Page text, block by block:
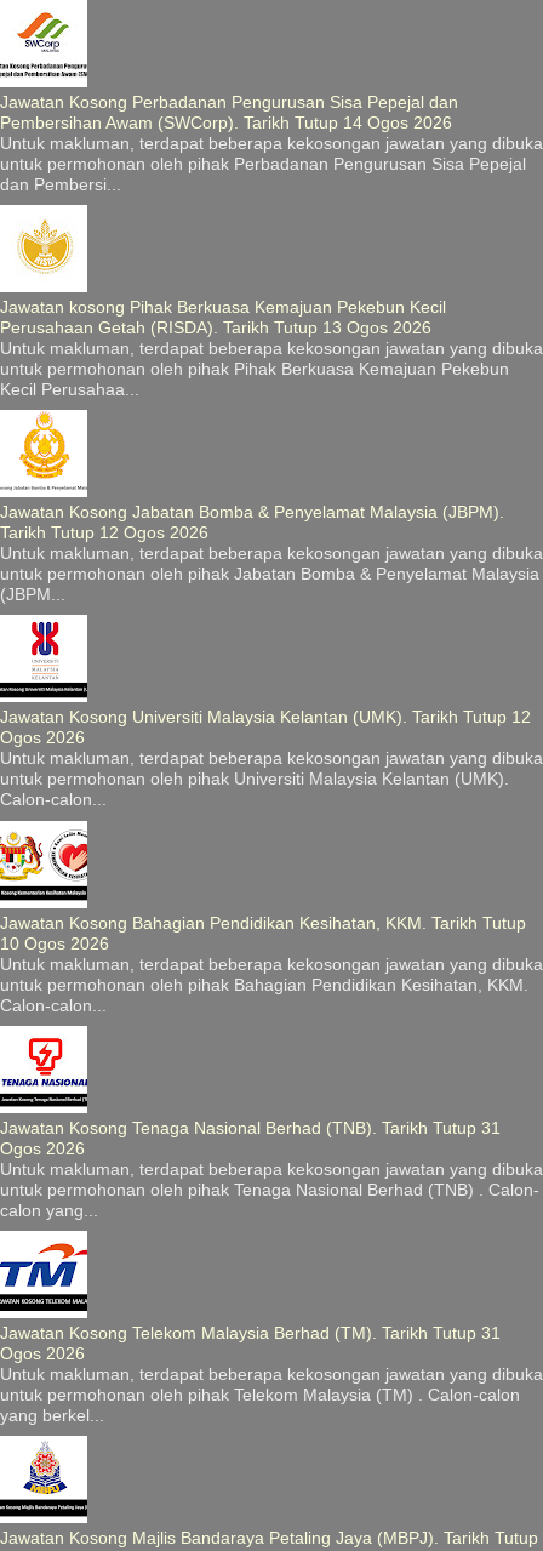
Jawatan Kosong Perbadanan Pengurusan Sisa Pepejal dan
Pembersihan Awam (SWCorp). Tarikh Tutup 14 Ogos 2026
Untuk makluman, terdapat beberapa kekosongan jawatan yang dibuka
untuk permohonan oleh pihak Perbadanan Pengurusan Sisa Pepejal
dan Pembersi...
Jawatan kosong Pihak Berkuasa Kemajuan Pekebun Kecil
Perusahaan Getah (RISDA). Tarikh Tutup 13 Ogos 2026
Untuk makluman, terdapat beberapa kekosongan jawatan yang dibuka
untuk permohonan oleh pihak Pihak Berkuasa Kemajuan Pekebun
Kecil Perusahaa...
Jawatan Kosong Jabatan Bomba & Penyelamat Malaysia (JBPM).
Tarikh Tutup 12 Ogos 2026
Untuk makluman, terdapat beberapa kekosongan jawatan yang dibuka
untuk permohonan oleh pihak Jabatan Bomba & Penyelamat Malaysia
(JBPM...
Jawatan Kosong Universiti Malaysia Kelantan (UMK). Tarikh Tutup 12
Ogos 2026
Untuk makluman, terdapat beberapa kekosongan jawatan yang dibuka
untuk permohonan oleh pihak Universiti Malaysia Kelantan (UMK).
Calon-calon...
Jawatan Kosong Bahagian Pendidikan Kesihatan, KKM. Tarikh Tutup
10 Ogos 2026
Untuk makluman, terdapat beberapa kekosongan jawatan yang dibuka
untuk permohonan oleh pihak Bahagian Pendidikan Kesihatan, KKM.
Calon-calon...
Jawatan Kosong Tenaga Nasional Berhad (TNB). Tarikh Tutup 31
Ogos 2026
Untuk makluman, terdapat beberapa kekosongan jawatan yang dibuka
untuk permohonan oleh pihak Tenaga Nasional Berhad (TNB) . Calon-
calon yang...
Jawatan Kosong Telekom Malaysia Berhad (TM). Tarikh Tutup 31
Ogos 2026
Untuk makluman, terdapat beberapa kekosongan jawatan yang dibuka
untuk permohonan oleh pihak Telekom Malaysia (TM) . Calon-calon
yang berkel...
Jawatan Kosong Majlis Bandaraya Petaling Jaya (MBPJ). Tarikh Tutup